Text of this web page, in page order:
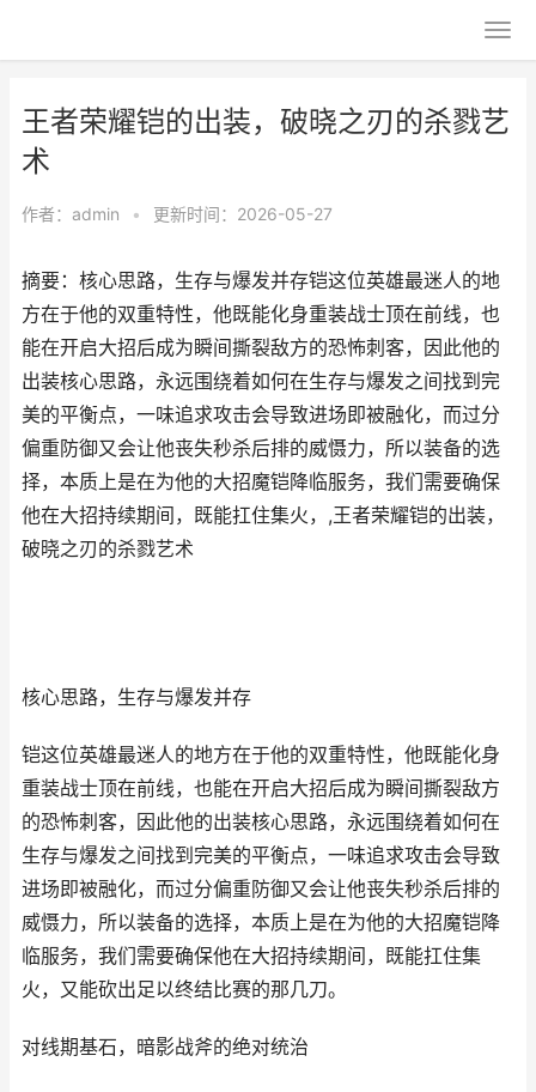
王者荣耀铠的出装，破晓之刃的杀戮艺
术
作者： admin • 更新时间：2026-05-27
摘要：核心思路，生存与爆发并存铠这位英雄最迷人的地
方在于他的双重特性，他既能化身重装战士顶在前线，也
能在开启大招后成为瞬间撕裂敌方的恐怖刺客，因此他的
出装核心思路，永远围绕着如何在生存与爆发之间找到完
美的平衡点，一味追求攻击会导致进场即被融化，而过分
偏重防御又会让他丧失秒杀后排的威慑力，所以装备的选
择，本质上是在为他的大招魔铠降临服务，我们需要确保
他在大招持续期间，既能扛住集火，,王者荣耀铠的出装，
破晓之刃的杀戮艺术
核心思路，生存与爆发并存
铠这位英雄最迷人的地方在于他的双重特性，他既能化身
重装战士顶在前线，也能在开启大招后成为瞬间撕裂敌方
的恐怖刺客，因此他的出装核心思路，永远围绕着如何在
生存与爆发之间找到完美的平衡点，一味追求攻击会导致
进场即被融化，而过分偏重防御又会让他丧失秒杀后排的
威慑力，所以装备的选择，本质上是在为他的大招魔铠降
临服务，我们需要确保他在大招持续期间，既能扛住集
火，又能砍出足以终结比赛的那几刀。
对线期基石，暗影战斧的绝对统治